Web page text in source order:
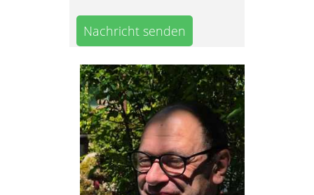
Nachricht senden